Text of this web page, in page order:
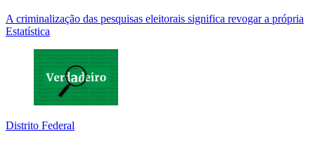
A criminalização das pesquisas eleitorais significa revogar a própria
Estatística
Distrito Federal